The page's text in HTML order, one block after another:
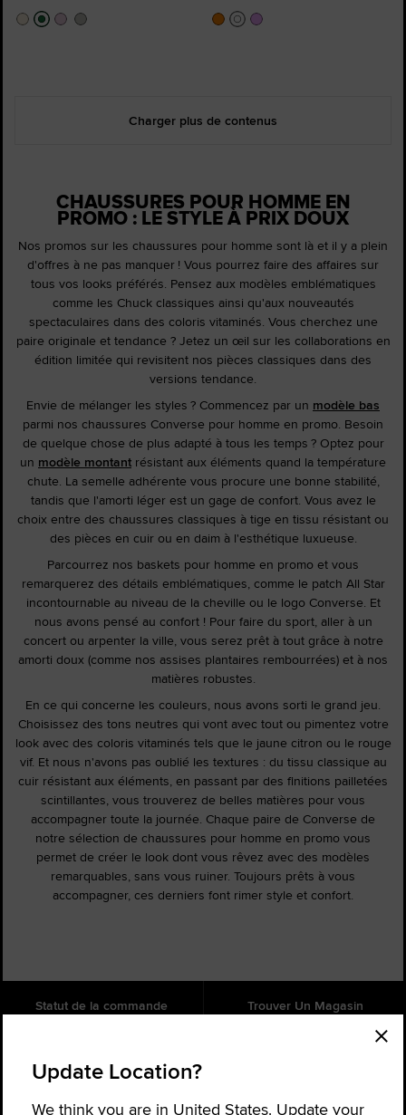
Charger plus de contenus
CHAUSSURES POUR HOMME EN
PROMO : LE STYLE À PRIX DOUX
Nos promos sur les chaussures pour homme sont là et il y a plein
d'offres à ne pas manquer ! Vous pourrez faire des affaires sur
tous vos looks préférés. Pensez aux modèles emblématiques
comme les Chuck classiques ainsi qu'aux nouveautés
spectaculaires dans des coloris vitaminés. Vous cherchez une
paire originale et tendance ? Jetez un œil sur les collaborations en
édition limitée qui revisitent nos pièces classiques dans des
versions tendance.
Envie de mélanger les styles ? Commencez par un modèle bas
parmi nos chaussures Converse pour homme en promo. Besoin
de quelque chose de plus adapté à tous les temps ? Optez pour
un modèle montant résistant aux éléments quand la température
chute. La semelle adhérente vous procure une bonne stabilité,
tandis que l'amorti léger est un gage de confort. Vous avez le
choix entre des chaussures classiques à tige en tissu résistant ou
des pièces en cuir ou en daim à l'esthétique luxueuse.
Parcourrez nos baskets pour homme en promo et vous
remarquerez des détails emblématiques, comme le patch All Star
incontournable au niveau de la cheville ou le logo Converse. Et
nous avons pensé au confort ! Pour faire du sport, aller à un
concert ou arpenter la ville, vous serez prêt à tout grâce à notre
amorti doux (comme nos assises plantaires rembourrées) et à nos
matières robustes.
En ce qui concerne les couleurs, nous avons sorti le grand jeu.
Choisissez des tons neutres qui vont avec tout ou pimentez votre
look avec des coloris vitaminés tels que le jaune citron ou le rouge
vif. Et nous n'avons pas oublié les textures : du tissu classique au
cuir résistant aux éléments, en passant par des finitions pailletées
scintillantes, vous trouverez de belles matières pour vous
accompagner toute la journée. Chaque paire de Converse de
notre sélection de chaussures pour homme en promo vous
permet de créer le look dont vous rêvez avec des modèles
remarquables, sans vous ruiner. Toujours prêts à vous
accompagner, ces derniers font rimer style et confort.
Statut de la commande Trouver Un Magasin
Inscrivez-vous pour recevoir des
nouvelles
Update Location?
We think you are in United States. Update your